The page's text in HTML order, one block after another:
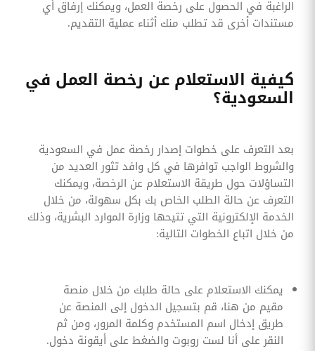
الراغبة في الحصول على رخصة العمل، ويمكنك إرفاق أي
مستندات أخرى قد تطلب منك أثناء عملية التقديم.
كيفية الاستعلام عن رخصة العمل في
السعودية؟
بعد التعرف على خطوات إصدار رخصة عمل في السعودية
والشروط الواجب توافرها في كل وافد تثور العديد من
التساؤلات حول طريقة الاستعلام عن الرخصة، ويمكنك
التعرف عن حالة الطلب الخاص بك بكل سهولة، من خلال
الخدمة الإلكترونية التي تتيحها وزارة الموارد البشرية، وذلك
من خلال اتباع الخطوات التالية:
يمكنك الاستعلام على حالة طلبك من خلال منصة
مقيم من هنا، قم بتسجيل الدخول إلى المنصة عن
طريق إدخال اسم المستخدم وكلمة المرور، ومن ثم
النقر على أنا لست روبوت والضغط على أيقونة دخول.